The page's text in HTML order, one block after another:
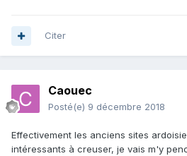
Citer
Caouec
Posté(e) 9 décembre 2018
Effectivement les anciens sites
intéressants à creuser, je vais m'y